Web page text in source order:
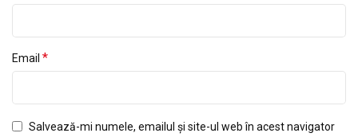
Email *
Salvează-mi numele, emailul și site-ul web în acest navigator